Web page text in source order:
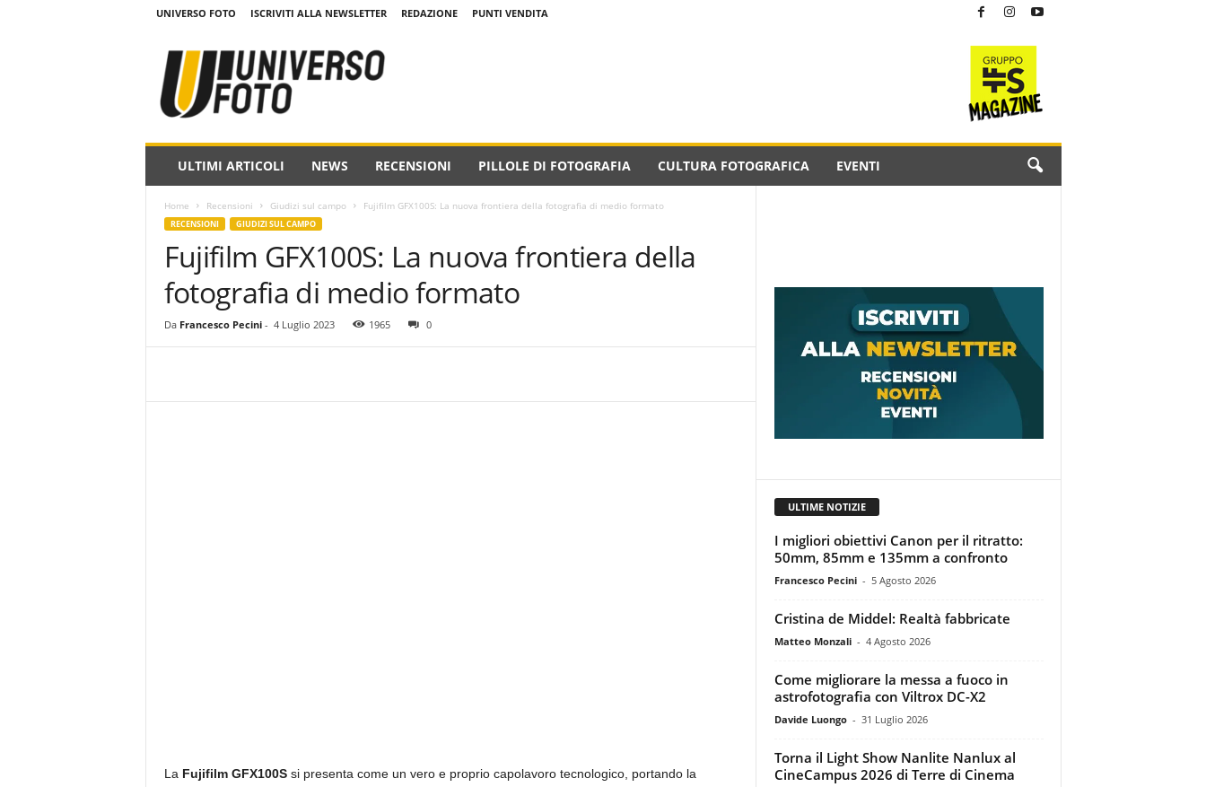
UNIVERSO FOTO ISCRIVITI ALLA NEWSLETTER REDAZIONE PUNTI VENDITA
.
ULTIMI ARTICOLI NEWS RECENSIONI PILLOLE DI FOTOGRAFIA CULTURA FOTOGRAFICA EVENTI
Home Recensioni Giudizi sul campo Fujifilm GFX100S: La nuova frontiera della fotografia di medio formato
RECENSIONI GIUDIZI SUL CAMPO
Fujifilm GFX100S: La nuova frontiera della
fotografia di medio formato
Da Francesco Pecini- 4 Luglio 2023 1965 0
La Fujifilm GFX100Ssi presenta come un vero e proprio capolavoro tecnologico, portando la
ULTIME NOTIZIE
I migliori obiettivi Canon per il ritratto:
50mm, 85mm e 135mm a confronto
Francesco Pecini - 5 Agosto 2026
Cristina de Middel: Realtà fabbricate
Matteo Monzali - 4 Agosto 2026
Come migliorare la messa a fuoco in
astrofotografia con Viltrox DC-X2
Davide Luongo - 31 Luglio 2026
Torna il Light Show Nanlite Nanlux al
CineCampus 2026 di Terre di Cinema